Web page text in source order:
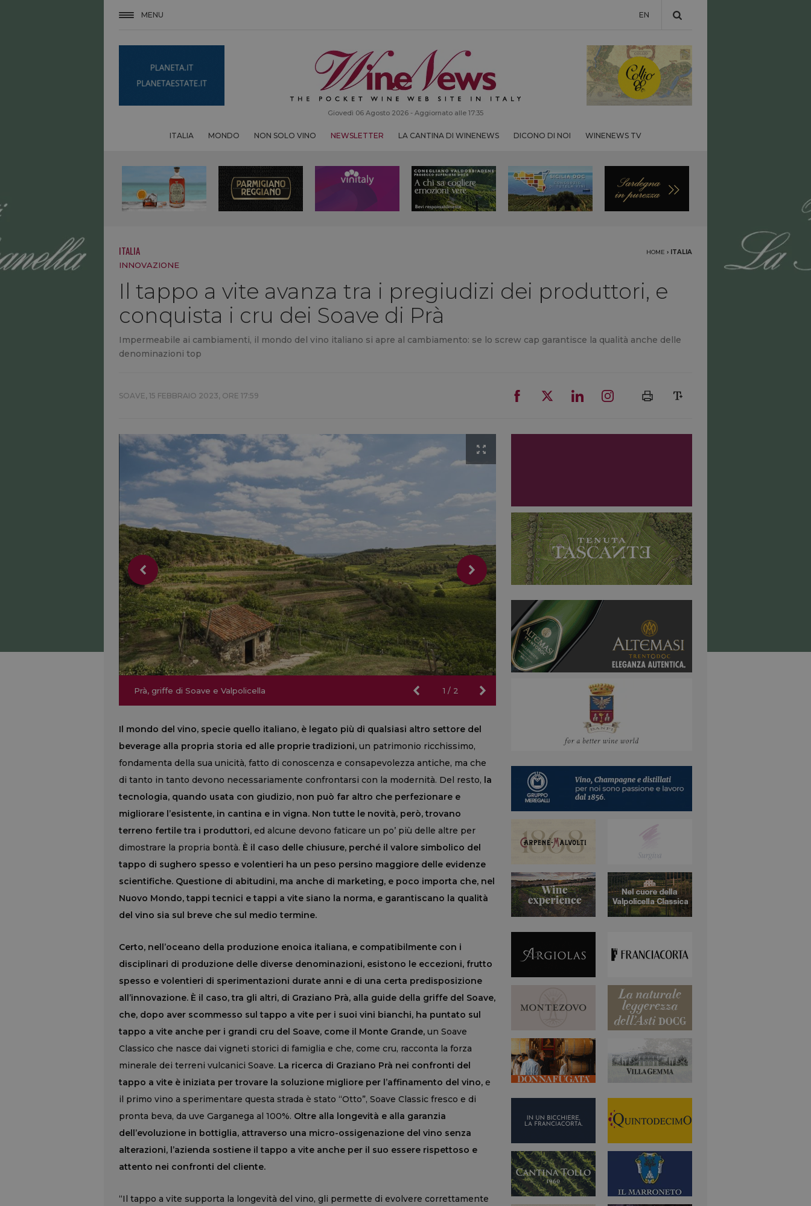
MENU EN
Giovedì 06 Agosto 2026 - Aggiornato alle 17:35
ITALIA MONDO NON SOLO VINO NEWSLETTER LA CANTINA DI WINENEWS DICONO DI NOI WINENEWS TV
ITALIA HOME › ITALIA
INNOVAZIONE
Il tappo a vite avanza tra i pregiudizi dei produttori, e
conquista i cru dei Soave di Prà
Impermeabile ai cambiamenti, il mondo del vino italiano si apre al cambiamento: se lo screw cap garantisce la qualità anche delle
denominazioni top
SOAVE, 15 FEBBRAIO 2023, ORE 17:59
1 / 2
Prà, griffe di Soave e Valpolicella
Prà, griffe di Soave e Valpolicella
Il mondo del vino, specie quello italiano, è legato più di qualsiasi altro settore del
beverage alla propria storia ed alle proprie tradizioni, un patrimonio ricchissimo,
fondamenta della sua unicità, fatto di conoscenza e consapevolezza antiche, ma che
di tanto in tanto devono necessariamente confrontarsi con la modernità. Del resto, la
tecnologia, quando usata con giudizio, non può far altro che perfezionare e
migliorare l’esistente, in cantina e in vigna. Non tutte le novità, però, trovano
terreno fertile tra i produttori, ed alcune devono faticare un po’ più delle altre per
dimostrare la propria bontà. È il caso delle chiusure, perché il valore simbolico del
tappo di sughero spesso e volentieri ha un peso persino maggiore delle evidenze
scientifiche. Questione di abitudini, ma anche di marketing, e poco importa che, nel
Nuovo Mondo, tappi tecnici e tappi a vite siano la norma, e garantiscano la qualità
del vino sia sul breve che sul medio termine.
Certo, nell’oceano della produzione enoica italiana, e compatibilmente con i
disciplinari di produzione delle diverse denominazioni, esistono le eccezioni, frutto
spesso e volentieri di sperimentazioni durate anni e di una certa predisposizione
all’innovazione. È il caso, tra gli altri, di Graziano Prà, alla guide della griffe del Soave,
che, dopo aver scommesso sul tappo a vite per i suoi vini bianchi, ha puntato sul
tappo a vite anche per i grandi cru del Soave, come il Monte Grande, un Soave
Classico che nasce dai vigneti storici di famiglia e che, come cru, racconta la forza
minerale dei terreni vulcanici Soave. La ricerca di Graziano Prà nei confronti del
tappo a vite è iniziata per trovare la soluzione migliore per l’affinamento del vino, e
il primo vino a sperimentare questa strada è stato “Otto”, Soave Classic fresco e di
pronta beva, da uve Garganega al 100%. Oltre alla longevità e alla garanzia
dell’evoluzione in bottiglia, attraverso una micro-ossigenazione del vino senza
alterazioni, l’azienda sostiene il tappo a vite anche per il suo essere rispettoso e
attento nei confronti del cliente.
“Il tappo a vite supporta la longevità del vino, gli permette di evolvere correttamente